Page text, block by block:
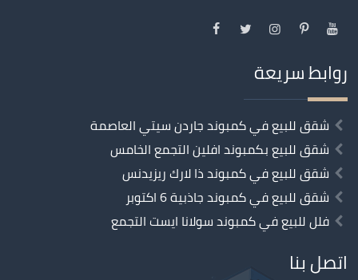
روابط سريعة
شقق للبيع في كمبوند جاردن سيتي العاصمة
شقق للبيع بكمبوند افلين التجمع الخامس
شقق للبيع في كمبوند ذا لارك ريزيدنس
شقق للبيع في كمبوند جاذبية 6 اكتوبر
فلل للبيع في كمبوند سولانا ايست التجمع
اتصل بنا